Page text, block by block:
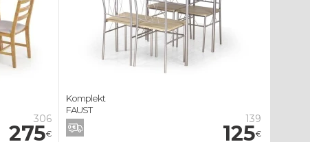
306
275€
139
125€
Komplekt
FAUST